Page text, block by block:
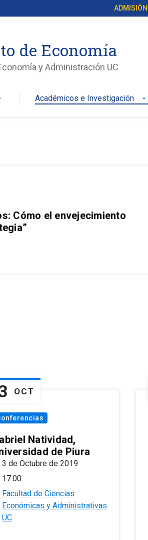
ADMISIÓN
de Economía
y Administración UC
Académicos e Investigación arrow_drop_down
Cómo el envejecimiento
OCT
Natividad,
de Piura
3 de Octubre de 2019
17:00
Facultad de Ciencias
Económicas y Administrativas
UC